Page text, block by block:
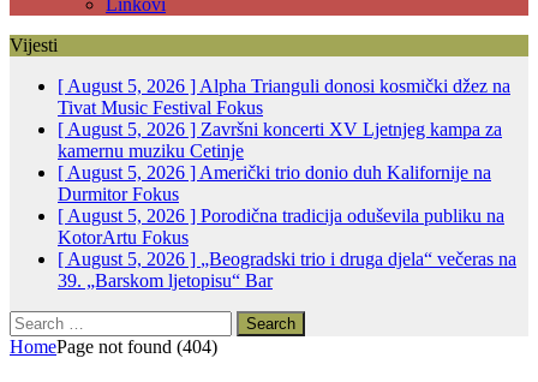
Linkovi
Vijesti
[ August 5, 2026 ] Alpha Trianguli donosi kosmički džez na
Tivat Music Festival Fokus
[ August 5, 2026 ] Završni koncerti XV Ljetnjeg kampa za
kamernu muziku Cetinje
[ August 5, 2026 ] Američki trio donio duh Kalifornije na
DurmitorFokus
[ August 5, 2026 ] Porodična tradicija oduševila publiku na
KotorArtu Fokus
[ August 5, 2026 ] „Beogradski trio i druga djela“ večeras na
39. „Barskom ljetopisu“ Bar
Search
for:
HomePage not found (404)